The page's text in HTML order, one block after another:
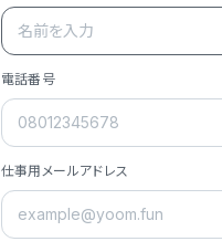
- **主力
メール対
- **実績
- **強み
- **ミッシ
電話番号
仕事用メールアドレス